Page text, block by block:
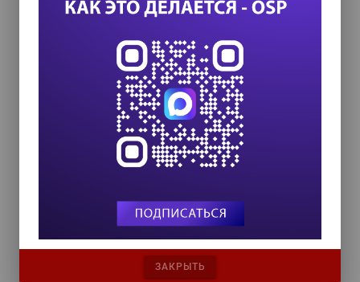
Указать в конце каждой заметки схожие
читатель углубится в блог, а чем
больше страниц он прочитает, тем
выше будет вероятность того, что
решит подписаться на обновления
Предоставить посетителю возможность
подписаться, разместив для этого в
ЗАКРЫТЬ